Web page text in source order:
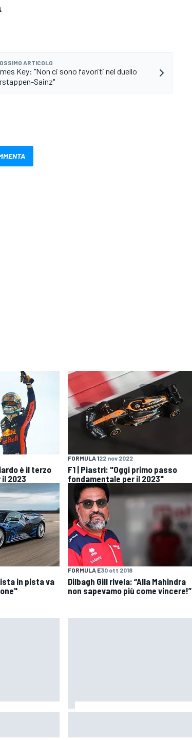
ARTICOLO
Key: "Non ci sono favoriti nel duello
Sainz"
è il terzo
il 2023
FORMULA 122 nov 2022
F1 | Piastri: "Oggi primo passo
fondamentale per il 2023"
in pista va
FORMULA E30 ott 2018
Dilbagh Gill rivela: “Alla Mahindra
non sapevamo più come vincere!”
cosa stiamo facendo"